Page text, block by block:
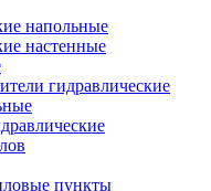
напольные
настенные
гидравлические
пункты